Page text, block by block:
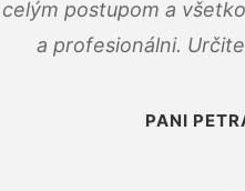
postupom a
a profesionálni.
PANI